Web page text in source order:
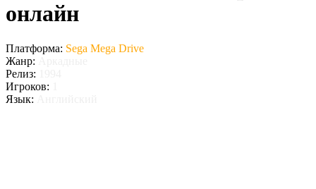
онлайн
Платформа: Sega Mega Drive
Жанр:
Релиз:
Игроков:
Язык: